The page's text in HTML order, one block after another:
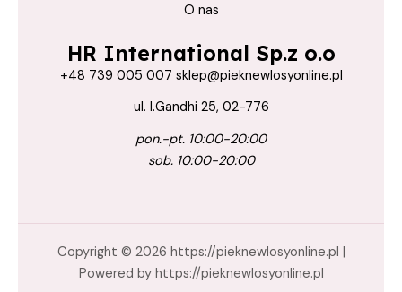
O nas
HR International Sp.z o.o
+48 739 005 007 sklep@pieknewlosyonline.pl
ul. I.Gandhi 25, 02-776
pon.-pt. 10:00-20:00
sob. 10:00-20:00
Copyright © 2026 https://pieknewlosyonline.pl |
Powered by https://pieknewlosyonline.pl